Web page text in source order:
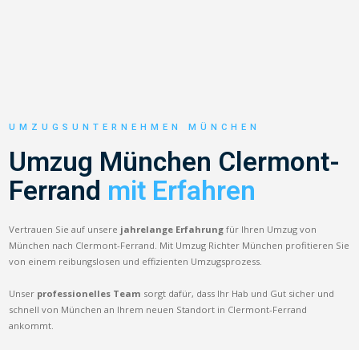
UMZUGSUNTERNEHMEN MÜNCHEN
Umzug München Clermont-
Ferrand mit Erfahren
Vertrauen Sie auf unsere jahrelange Erfahrung für Ihren Umzug von
München nach Clermont-Ferrand. Mit Umzug Richter München profitieren Sie
von einem reibungslosen und effizienten Umzugsprozess.
Unser professionelles Team sorgt dafür, dass Ihr Hab und Gut sicher und
schnell von München an Ihrem neuen Standort in Clermont-Ferrand
ankommt.